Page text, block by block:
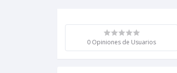
0 Opiniones de Usuarios